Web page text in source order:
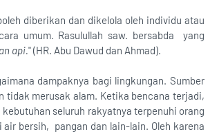
diberikan dan dikelola oleh individu atau
umum. Rasulullah saw. bersabda yang
api." (HR. Abu Dawud dan Ahmad).
dampaknya bagi lingkungan. Sumber
tidak merusak alam. Ketika bencana terjadi,
seluruh rakyatnya terpenuhi orang
bersih, pangan dan lain-lain. Oleh karena